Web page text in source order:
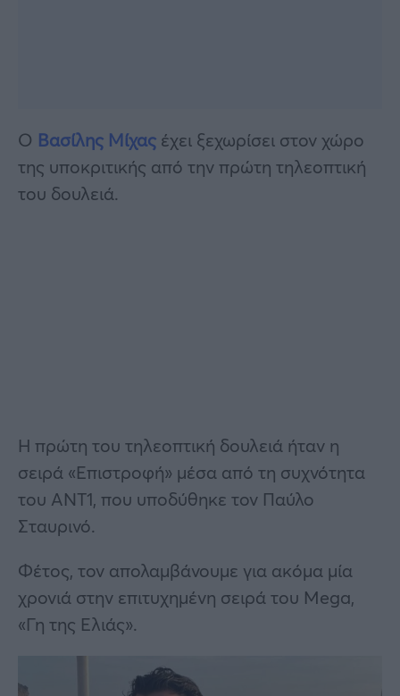
Ο Βασίλης Μίχας έχει ξεχωρίσει στον χώρο
της υποκριτικής από την πρώτη τηλεοπτική
του δουλειά.
Η πρώτη του τηλεοπτική δουλειά ήταν η
σειρά «Επιστροφή» μέσα από τη συχνότητα
του ΑΝΤ1, που υποδύθηκε τον Παύλο
Σταυρινό.
Φέτος, τον απολαμβάνουμε για ακόμα μία
χρονιά στην επιτυχημένη σειρά του Mega,
«Γη της Ελιάς».